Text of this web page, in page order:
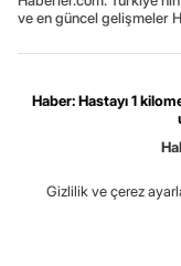
ve en güncel gelişmeler
Haber: Hastayı 1
Gizlilik ve çerez